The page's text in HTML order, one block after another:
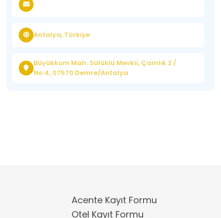
Antalya, Türkiye
Büyükkum Mah. Sülüklü Mevkii, Çamlık 2 /
No:4, 07570 Demre/Antalya
Acente Kayıt Formu
Otel Kayıt Formu